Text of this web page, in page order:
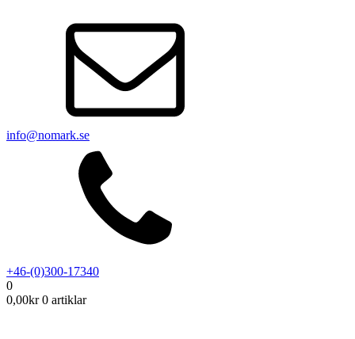
info@nomark.se
+46-(0)300-17340
0
0,00kr 0 artiklar